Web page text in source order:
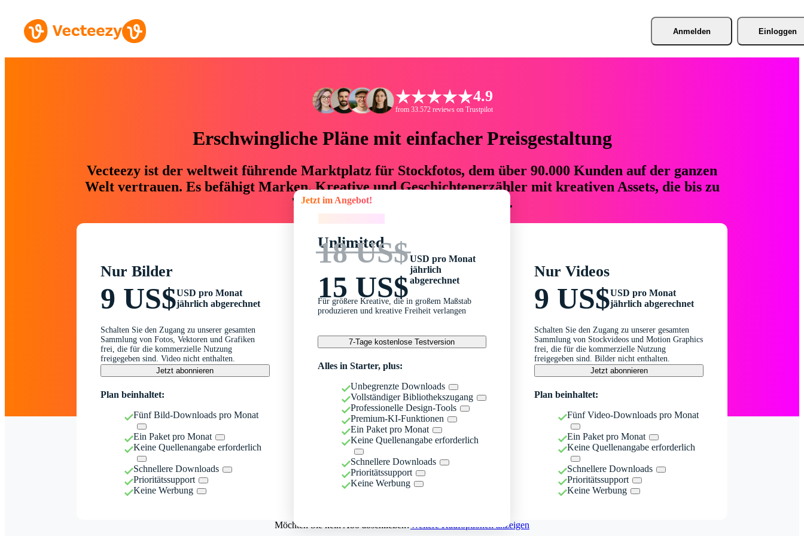
Anmelden Einloggen
4.9
from 33.572 reviews on Trustpilot
Erschwingliche Pläne mit einfacher Preisgestaltung
Vecteezy ist der weltweit führende Marktplatz für Stockfotos, dem über 90.000 Kunden auf der ganzen
Welt vertrauen. Es befähigt Marken, Kreative und Geschichtenerzähler mit kreativen Assets, die bis zu
76 % an Zeit und Budget einsparen.
Nur Bilder
9 US$USD pro Monat
jährlich abgerechnet
Schalten Sie den Zugang zu unserer gesamten
Sammlung von Fotos, Vektoren und Grafiken
frei, die für die kommerzielle Nutzung
freigegeben sind. Video nicht enthalten.
Jetzt abonnieren
Plan beinhaltet:
Fünf Bild-Downloads pro Monat
Ein Paket pro Monat
Keine Quellenangabe erforderlich
Schnellere Downloads
Prioritätssupport
Keine Werbung
Jetzt im Angebot!
Unlimited
18 US$
15 US$
USD pro Monat
jährlich
abgerechnet
Für größere Kreative, die in großem Maßstab
produzieren und kreative Freiheit verlangen
7-Tage kostenlose Testversion
Alles in Starter, plus:
Unbegrenzte Downloads
Vollständiger Bibliothekszugang
Professionelle Design-Tools
Premium-KI-Funktionen
Ein Paket pro Monat
Keine Quellenangabe erforderlich
Schnellere Downloads
Prioritätssupport
Keine Werbung
Nur Videos
9 US$USD pro Monat
jährlich abgerechnet
Schalten Sie den Zugang zu unserer gesamten
Sammlung von Stockvideos und Motion Graphics
frei, die für die kommerzielle Nutzung
freigegeben sind. Bilder nicht enthalten.
Jetzt abonnieren
Plan beinhaltet:
Fünf Video-Downloads pro Monat
Ein Paket pro Monat
Keine Quellenangabe erforderlich
Schnellere Downloads
Prioritätssupport
Keine Werbung
Möchten Sie kein Abo abschließen?Weitere Kaufoptionen anzeigen